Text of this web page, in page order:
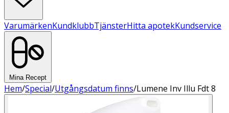
VarumärkenKundklubbTjänsterHitta apotekKundservice
Mina Recept
Hem/Special/Utgångsdatum finns/Lumene Inv Illu Fdt 8